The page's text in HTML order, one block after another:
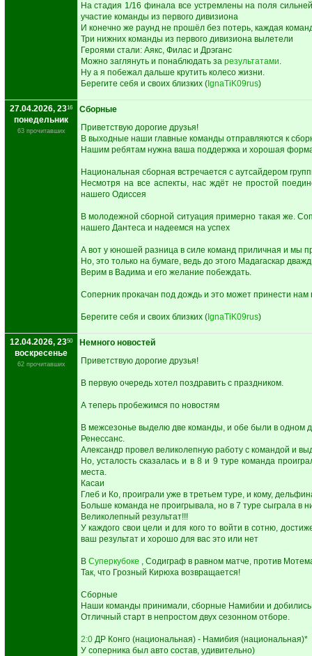
На стадия 1/16 финала все устремлены на поля
участие команды из первого дивизиона
И конечно же раунд не прошёл без потерь, каждая
Три нижних команды из первого дивизиона вылетели
Героями стали: Аякс, Филас и Дрэганс
Можно заглянуть и понаблюдать за результатами.
Ну а я побежал дальше крутить колесо жизни.
Берегите себя и своих близких (IgnaTiK09rus)
27.04.2026, 2316
понедельник
63 прочитавших
Сборные
Приветствую дорогие друзья!
В выходные наши главные команды отправляются к
Нашим ребятам нужна ваша поддержка и хорошая форма
Национальная сборная встречается с аутсайдером
Несмотря на все аспекты, нас ждёт не простой
нашего Одиссея
В молодежной сборной ситуация примерно такая же.
нашего Дантеса и надеемся на успех
А вот у юношей разница в силе команд приличная и мы
Но, это только на бумаге, ведь до этого Мадагаскар
Верим в Вадима и его желание побеждать.
Соперник прокачан под дождь и это может принести
Берегите себя и своих близких (IgnaTiK09rus)
12.04.2026, 2350
воскресенье
62 прочитавших
Немного новостей
Приветствую дорогие друзья!
В первую очередь хотел поздравить с праздником.
А теперь пробежимся по новостям
В межсезонье выделю две команды, и обе были в одном
Ренессанс.
Александр провел великолепную работу с командой и
Но, усталость сказалась и в 8 и 9 туре команда
места.
Касаи
Глеб и Ко, проиграли уже в третьем туре, и кому,
Больше команда не проигрывала, но в 7 туре сыграла в
Великолепный результат!!!
У каждого свои цели и для кого то войти в сотню,
ваш результат и хорошо для вас это или нет
В Суперкубоке , Содиграф в равном матче, против
Так, что Грозный Кирюха возвращается!
Сборные
Наши команды принимали, сборные Намибии и добились
Отличный старт в непростом двух сезонном отборе.
2:0ДР Конго (национальная) - Намибия (национальная)*
У соперника был авто состав, удивительно)